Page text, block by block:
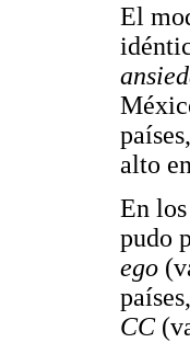
El
alto en
En
pudo
ego
CC